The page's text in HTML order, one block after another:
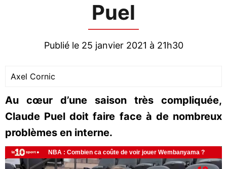
Puel
Publié le 25 janvier 2021 à 21h30
Axel Cornic
Au cœur d’une saison très compliquée,
Claude Puel doit faire face à de nombreux
problèmes en interne.